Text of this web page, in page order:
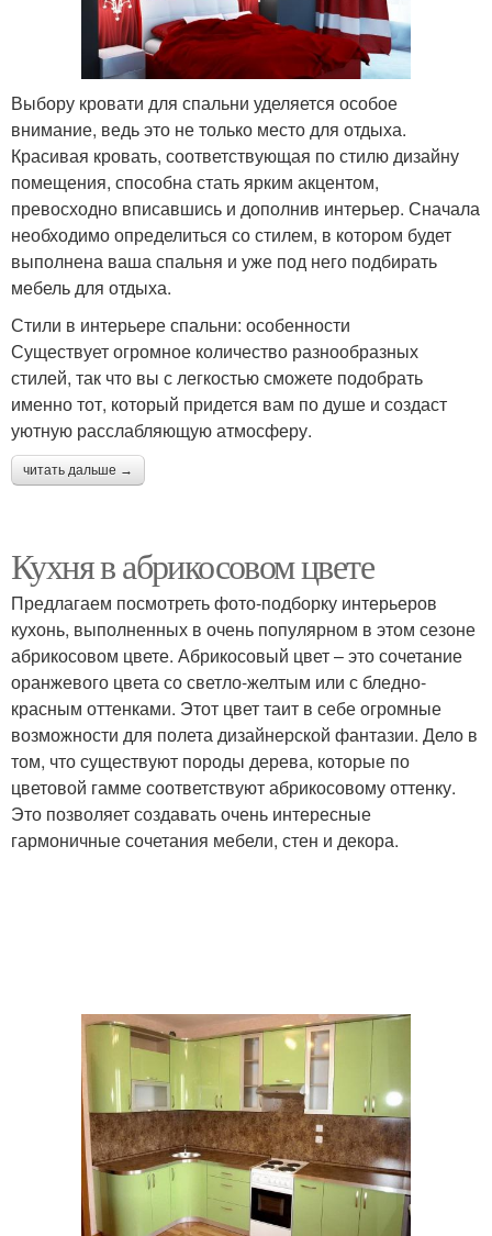
Выбору кровати для спальни уделяется особое
внимание, ведь это не только место для отдыха.
Красивая кровать, соответствующая по стилю дизайну
помещения, способна стать ярким акцентом,
превосходно вписавшись и дополнив интерьер. Сначала
необходимо определиться со стилем, в котором будет
выполнена ваша спальня и уже под него подбирать
мебель для отдыха.
Стили в интерьере спальни: особенности
Существует огромное количество разнообразных
стилей, так что вы с легкостью сможете подобрать
именно тот, который придется вам по душе и создаст
уютную расслабляющую атмосферу.
читать дальше →
Кухня в абрикосовом цвете
Предлагаем посмотреть фото-подборку интерьеров
кухонь, выполненных в очень популярном в этом сезоне
абрикосовом цвете. Абрикосовый цвет – это сочетание
оранжевого цвета со светло-желтым или с бледно-
красным оттенками. Этот цвет таит в себе огромные
возможности для полета дизайнерской фантазии. Дело в
том, что существуют породы дерева, которые по
цветовой гамме соответствуют абрикосовому оттенку.
Это позволяет создавать очень интересные
гармоничные сочетания мебели, стен и декора.